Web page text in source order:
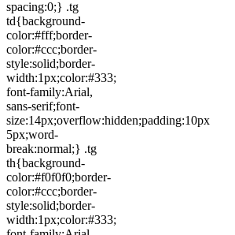
spacing:0;} .tg
td{background-
color:#fff;border-
color:#ccc;border-
style:solid;border-
width:1px;color:#333;
font-family:Arial,
sans-serif;font-
size:14px;overflow:hidden;padding:10px
5px;word-
break:normal;} .tg
th{background-
color:#f0f0f0;border-
color:#ccc;border-
style:solid;border-
width:1px;color:#333;